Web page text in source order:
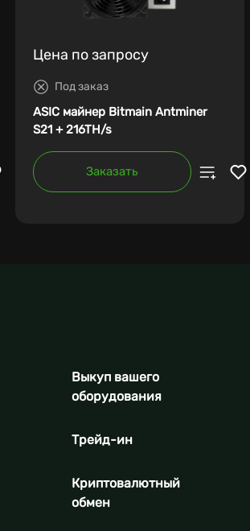
Цена по запросу
Под заказ
ASIC майнер Bitmain Antminer
S21 + 216TH/s
Заказать
Выкуп вашего
оборудования
Трейд-ин
Криптовалютный
обмен